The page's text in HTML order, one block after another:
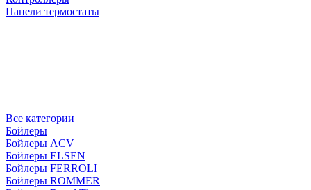
Панели термостаты
Все категории
Бойлеры
Бойлеры ACV
Бойлеры ELSEN
Бойлеры FERROLI
Бойлеры ROMMER